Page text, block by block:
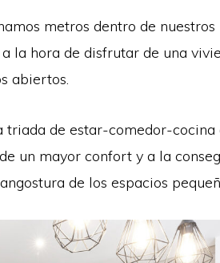
metros dentro de nuestros
la hora de disfrutar de una
abiertos.
de estar-comedor-cocina
un mayor confort y a la
de los espacios